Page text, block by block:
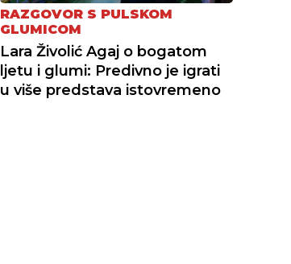
RAZGOVOR S PULSKOM
GLUMICOM
Lara Živolić Agaj o bogatom
ljetu i glumi: Predivno je igrati
u više predstava istovremeno